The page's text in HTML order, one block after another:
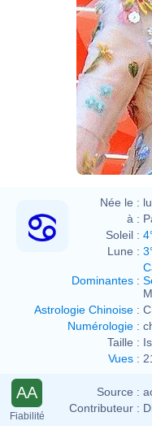
Née le :
à :
Soleil :
Lune :
Dominantes :
Astrologie Chinoise :
Numérologie :
Taille :
Vues :
AA
Fiabilité
Source :
Contributeur :